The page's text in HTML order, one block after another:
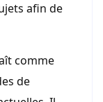
afin de
comme
de